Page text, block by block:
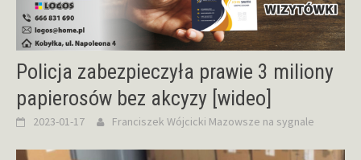
Policja zabezpieczyła prawie 3 miliony
papierosów bez akcyzy [wideo]
2023-01-17 Franciszek Wójcicki Mazowsze na sygnale